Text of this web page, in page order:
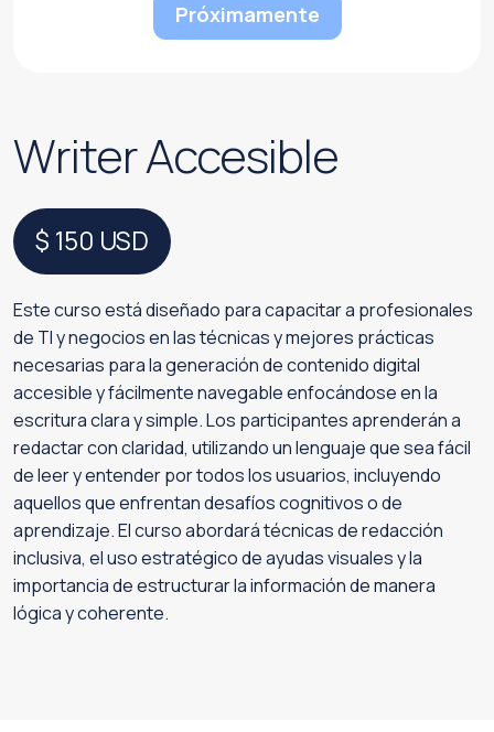
Próximamente
Writer Accesible
$ 150 USD
Este curso está diseñado para capacitar a profesionales
de TI y negocios en las técnicas y mejores prácticas
necesarias para la generación de contenido digital
accesible y fácilmente navegable enfocándose en la
escritura clara y simple. Los participantes aprenderán a
redactar con claridad, utilizando un lenguaje que sea fácil
de leer y entender por todos los usuarios, incluyendo
aquellos que enfrentan desafíos cognitivos o de
aprendizaje. El curso abordará técnicas de redacción
inclusiva, el uso estratégico de ayudas visuales y la
importancia de estructurar la información de manera
lógica y coherente.